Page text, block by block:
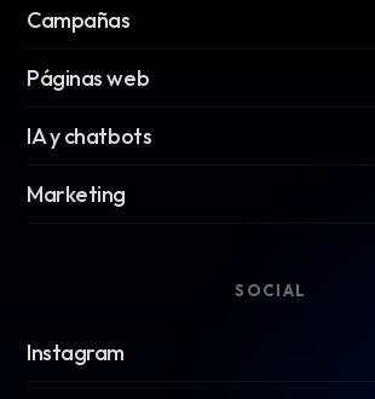
Campañas
Páginas web
IA y chatbots
Marketing
SOCIAL
Instagram